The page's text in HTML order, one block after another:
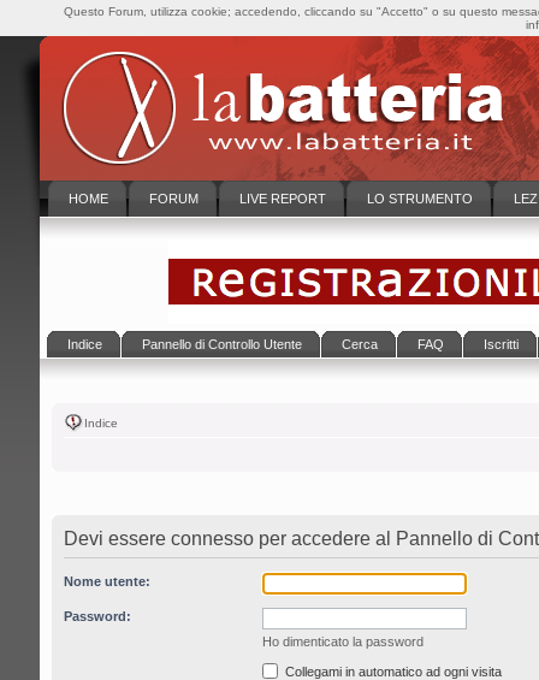
HOME FORUM LIVE REPORT LO STRUMENTO
Indice Pannello di Controllo Utente Cerca FAQ Iscritti
Indice
Devi essere connesso per accedere al Pannello di
Nome utente:
Password:
Ho dimenticato la password
Collegami in automatico ad ogni visita
Questo Forum, utilizza cookie; accedendo, cliccando su "Accetto" o su questo